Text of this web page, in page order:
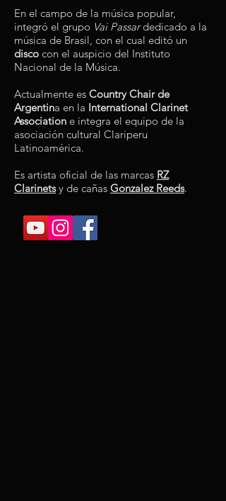
En el campo de la música popular,
integró el grupo Vai Passardedicado a la
música de Brasil, con el cual editó un
disco con el auspicio del Instituto
Nacional de la Música.
Actualmente es Country Chair de
Argentina en la International Clarinet
Association e integra el equipo de la
asociación cultural Clariperu
Latinoamérica.
Es artista oficial de las marcas RZ
Clarinetsy de cañas Gonzalez Reeds.